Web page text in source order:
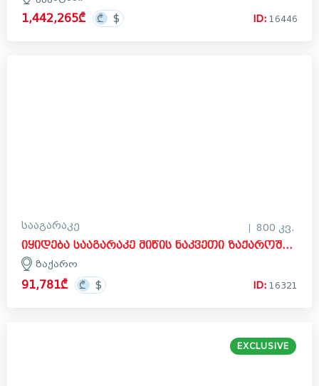
1,442,265₾ ID: 16446
სააგარაკე 800 კვ.
იყიდება სააგარაკე მიწის ნაკვეთი ზაქაროში, მცხეთა
ზაქარო
91,781₾ ID: 16321
EXCLUSIVE